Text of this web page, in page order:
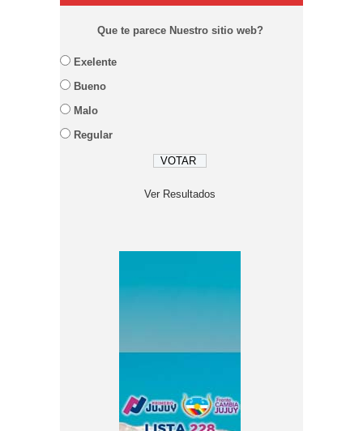
Que te parece Nuestro sitio web?
Exelente
Bueno
Malo
Regular
Ver Resultados